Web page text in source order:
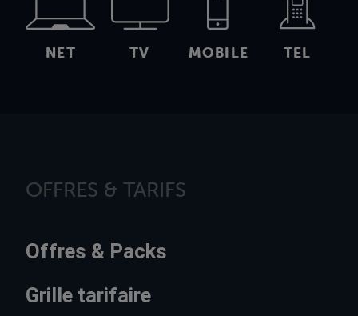
NET TV MOBILE TEL
OFFRES & TARIFS
Offres & Packs
Grille tarifaire